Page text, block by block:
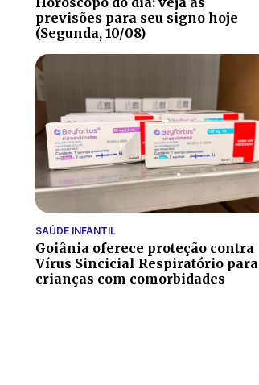
previsões para seu signo hoje
(Segunda, 10/08)
SAÚDE INFANTIL
Goiânia oferece proteção contra
Vírus Sincicial Respiratório para
crianças com comorbidades